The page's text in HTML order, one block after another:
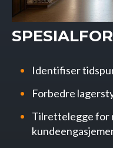
Identifiser
Forbedre
Tilrettelegge for